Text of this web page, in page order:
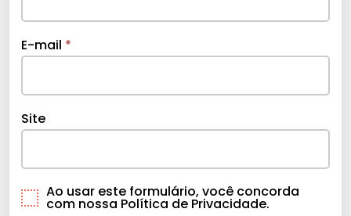
E-mail *
Site
Ao usar este formulário, você concorda
com nossa Política de Privacidade.